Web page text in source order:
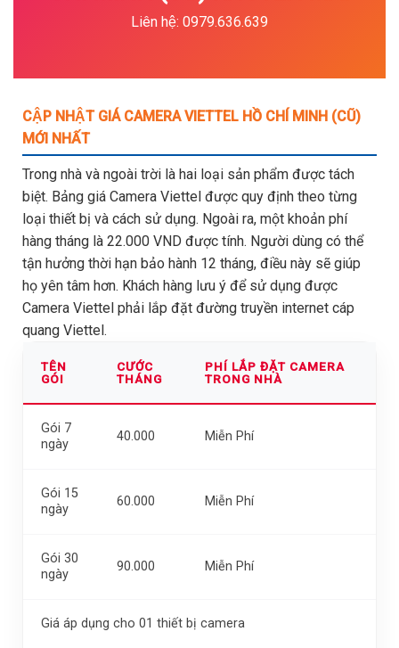
Liên hệ: 0979.636.639
CẬP NHẬT GIÁ CAMERA VIETTEL HỒ CHÍ MINH (CŨ)
MỚI NHẤT
Trong nhà và ngoài trời là hai loại sản phẩm được tách
biệt. Bảng giá Camera Viettel được quy định theo từng
loại thiết bị và cách sử dụng. Ngoài ra, một khoản phí
hàng tháng là 22.000 VND được tính. Người dùng có thể
tận hưởng thời hạn bảo hành 12 tháng, điều này sẽ giúp
họ yên tâm hơn. Khách hàng lưu ý để sử dụng được
Camera Viettel phải lắp đặt đường truyền internet cáp
quang Viettel.
TÊN
GÓI
CƯỚC
THÁNG
PHÍ LẮP ĐẶT CAMERA
TRONG NHÀ
Gói 7
ngày
40.000 Miễn Phí
Gói 15
ngày
60.000 Miễn Phí
Gói 30
ngày
90.000 Miễn Phí
Giá áp dụng cho 01 thiết bị camera